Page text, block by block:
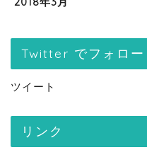
Twitter でフォロー
ツイート
リンク